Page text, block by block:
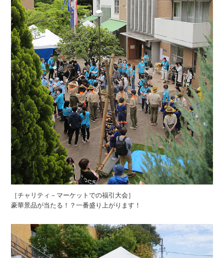
［チャリティ－マーケットでの福引大会］
豪華景品が当たる！？一番盛り上がります！